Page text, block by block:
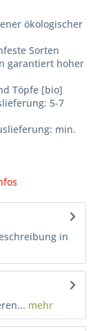
ökologischer
Sorten
garantiert hoher
Töpfe [bio]
5-7
min.
in
mehr